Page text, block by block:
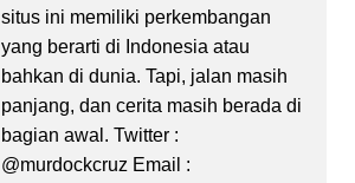
situs ini memiliki perkembangan
yang berarti di Indonesia atau
bahkan di dunia. Tapi, jalan masih
panjang, dan cerita masih berada di
bagian awal. Twitter :
@murdockcruz Email :